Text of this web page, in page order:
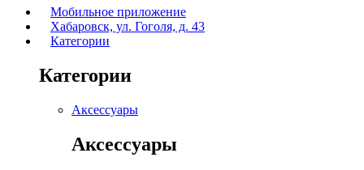
Мобильное приложение
Хабаровск, ул. Гоголя, д. 43
Категории
Категории
Аксессуары
Аксессуары